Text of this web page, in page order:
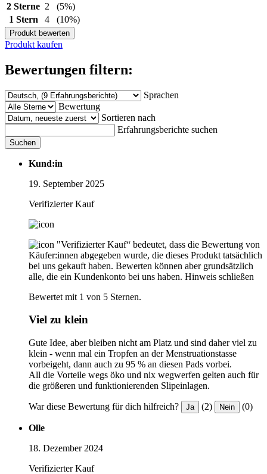
2 Sterne 2
(5%)
1 Stern
4 (10%)
Produkt bewerten
Produkt kaufen
Bewertungen filtern:
Sprachen
Bewertung
Sortieren nach
Erfahrungsberichte suchen
Suchen
Kund:in
19. September 2025
Verifizierter Kauf
"Verifizierter Kauf“ bedeutet, dass die Bewertung von
Käufer:innen abgegeben wurde, die dieses Produkt tatsächlich
bei uns gekauft haben. Bewerten können aber grundsätzlich
alle, die ein Kundenkonto bei uns haben. Hinweis schließen
Bewertet mit 1 von 5 Sternen.
Viel zu klein
Gute Idee, aber bleiben nicht am Platz und sind daher viel zu
klein - wenn mal ein Tropfen an der Menstruationstasse
vorbeigeht, dann auch zu 95 % an diesen Pads vorbei.
All die Vorteile wegs öko und nix wegwerfen gelten auch für
die größeren und funktionierenden Slipeinlagen.
War diese Bewertung für dich hilfreich? Ja (2) Nein (0)
Olle
18. Dezember 2024
Verifizierter Kauf